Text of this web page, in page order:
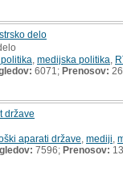
delo
medijska politika
6071; Prenosov:
države
aparati države mediji
7596; Prenosov: